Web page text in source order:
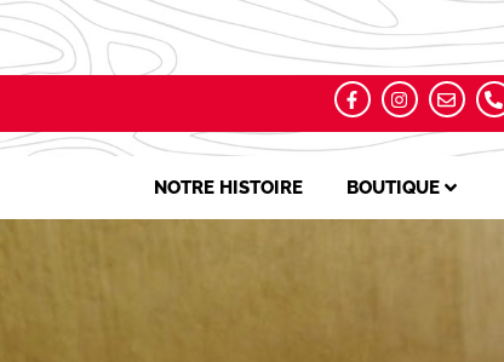
NOTRE HISTOIRE BOUTIQUE